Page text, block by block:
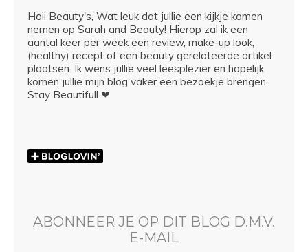
Hoii Beauty's, Wat leuk dat jullie een kijkje komen
nemen op Sarah and Beauty! Hierop zal ik een
aantal keer per week een review, make-up look,
(healthy) recept of een beauty gerelateerde artikel
plaatsen. Ik wens jullie veel leesplezier en hopelijk
komen jullie mijn blog vaker een bezoekje brengen.
Stay Beautifull ❤
ABONNEER JE OP DIT BLOG D.M.V.
E-MAIL